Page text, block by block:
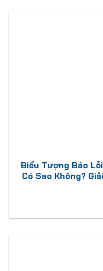
Biểu Tượng Báo
Có Sao Không?